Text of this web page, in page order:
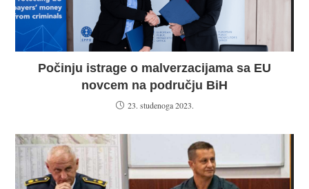
Počinju istrage o malverzacijama sa EU
novcem na području BiH
23. studenoga 2023.